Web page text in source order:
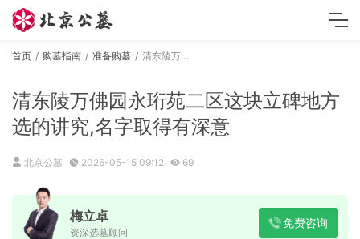
首页 购墓指南 准备购墓 清东陵万佛园永珩苑二区这块立碑地方选的讲究,名字取得有深意
清东陵万佛园永珩苑二区这块立碑地方
选的讲究,名字取得有深意
北京公墓 2026-05-15 09:12 69
梅立卓
资深选墓顾问
免费咨询